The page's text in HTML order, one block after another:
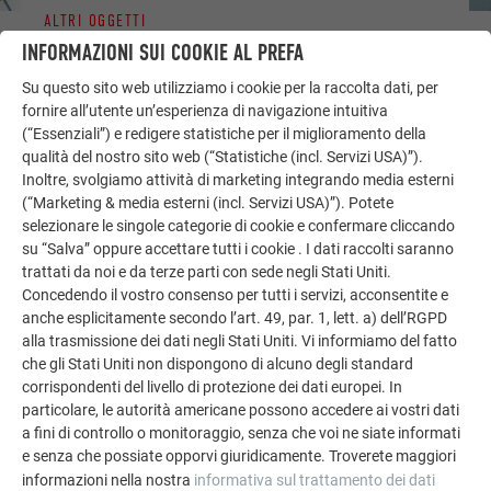
LASCIATI ISPIRARE
ALTRI OGGETTI
La galleria di riferimento PREFA mostra la versatilità
dell’alluminio. Scoprite altri progetti straordinari con le
soluzioni in alluminio durevoli di PREFA per tetti,
impianti solari e facciate.
GUARDA ALTRE REFERENZE
INFORMAZIONI SUI COOKIE AL PREFA
Su questo sito web utilizziamo i cookie per la raccolta dati, per
fornire all’utente un’esperienza di navigazione intuitiva
(“Essenziali”) e redigere statistiche per il miglioramento della
qualità del nostro sito web (“Statistiche (incl. Servizi USA)”).
Inoltre, svolgiamo attività di marketing integrando media esterni
(“Marketing & media esterni (incl. Servizi USA)”). Potete
selezionare le singole categorie di cookie e confermare cliccando
su “Salva” oppure accettare tutti i cookie . I dati raccolti saranno
trattati da noi e da terze parti con sede negli Stati Uniti.
Concedendo il vostro consenso per tutti i servizi, acconsentite e
anche esplicitamente secondo l’art. 49, par. 1, lett. a) dell’RGPD
alla trasmissione dei dati negli Stati Uniti. Vi informiamo del fatto
che gli Stati Uniti non dispongono di alcuno degli standard
corrispondenti del livello di protezione dei dati europei. In
particolare, le autorità americane possono accedere ai vostri dati
a fini di controllo o monitoraggio, senza che voi ne siate informati
e senza che possiate opporvi giuridicamente. Troverete maggiori
informazioni nella nostra informativa sul trattamento dei dati